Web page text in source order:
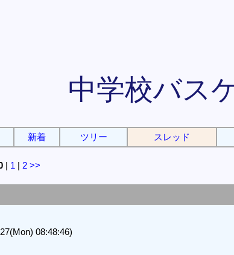
中学校バス
新着 ツリー スレッド
| 1 | 2 >>
08:48:46)